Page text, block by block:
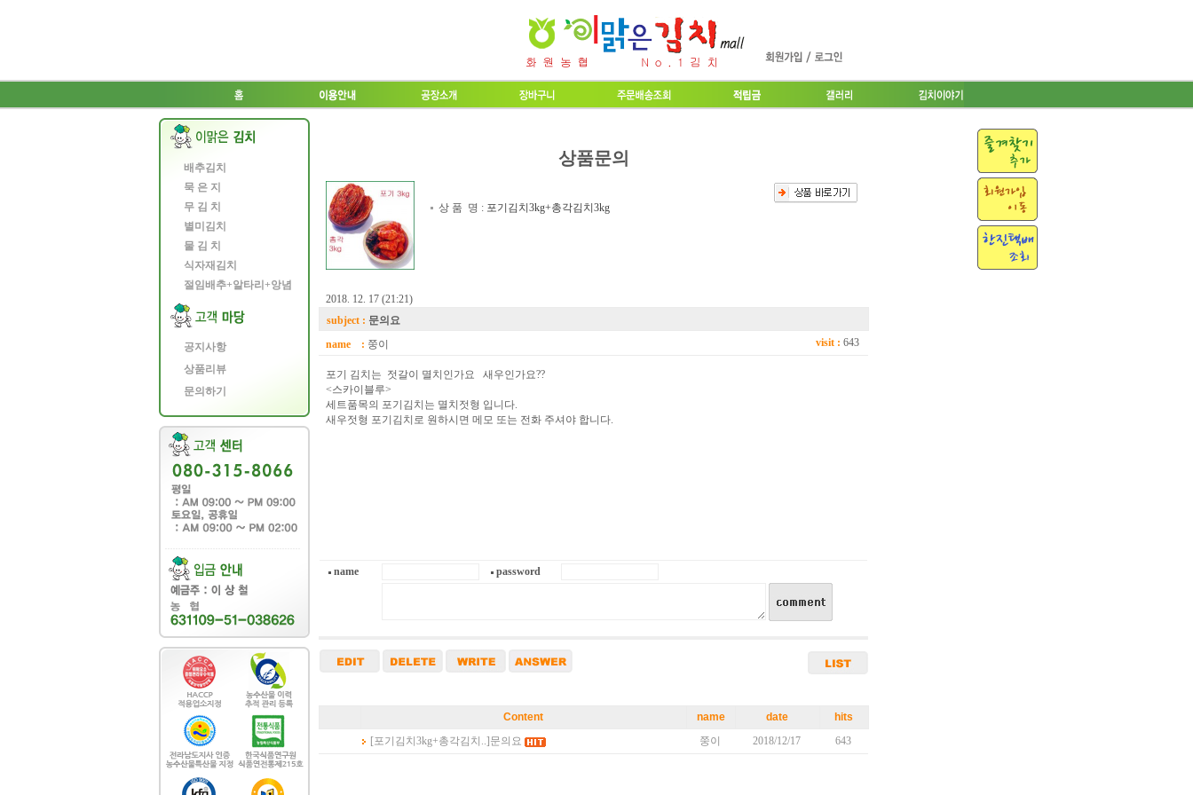
배추김치
묵 은 지
무 김 치
별미김치
물 김 치
식자재김치
절임배추+알타리+앙념
공지사항
상품리뷰
문의하기
상품문의
상 품 명 : 포기김치3kg+총각김치3kg
2018. 12. 17 (21:21)
subject : 문의요
name : 쭝이 visit : 643
포기 김치는 젓갈이 멸치인가요 새우인가요??
<스카이블루>
세트품목의 포기김치는 멸치젓형 입니다.
새우젓형 포기김치로 원하시면 메모 또는 전화 주셔야 합니다.
name password
Content name date
hits
[포기김치3kg+총각김치..] 문의요 쭝이 2018/12/17 643